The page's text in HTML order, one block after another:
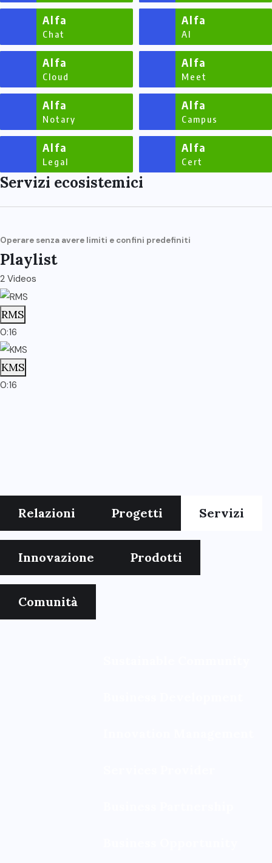
Alfa
Chat
Alfa
AI
Alfa
Cloud
Alfa
Meet
Alfa
Notary
Alfa
Campus
Alfa
Legal
Alfa
Cert
Servizi ecosistemici
Operare senza avere limiti e confini predefiniti
Playlist
2 Videos
RMS
0:16
KMS
0:16
Relazioni Progetti Servizi
Innovazione Prodotti
Comunità